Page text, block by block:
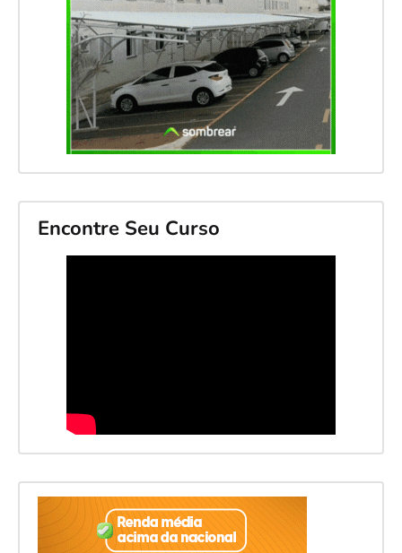
Encontre Seu Curso